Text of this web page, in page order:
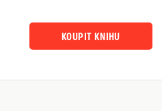
KOUPIT KNIHU